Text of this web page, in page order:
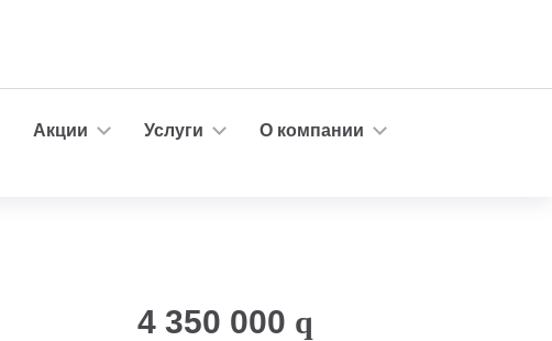
Акции Услуги
О компании
4 350 000 q